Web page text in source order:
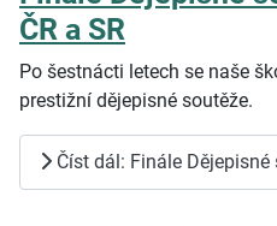
ČR a SR
Po šestnácti letech se naše
prestižní dějepisné soutěže.
Číst dál: Finále